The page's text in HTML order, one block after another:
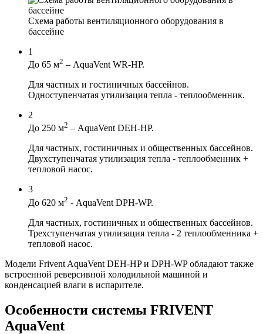
Схема работы вентиляционного оборудования в
бассейне
1
До 65 м2 – AquaVent WR-HP.
Для частных и гостиничных бассейнов.
Одноступенчатая утилизация тепла - теплообменник.
2
До 250 м2 – AquaVent DEH-HP.
Для частных, гостиничных и общественных бассейнов.
Двухступенчатая утилизация тепла - теплообменник +
тепловой насос.
3
До 620 м2 - AquaVent DPH-WP.
Для частных, гостиничных и общественных бассейнов.
Трехступенчатая утилизация тепла - 2 теплообменника +
тепловой насос.
Модели Frivent AquaVent DEH-HP и DPH-WP обладают также
встроенной реверсивной холодильной машиной и
конденсацией влаги в испарителе.
Особенности системы FRIVENT
AquaVent